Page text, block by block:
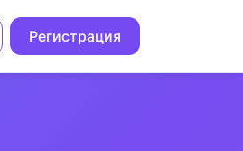
Регистрация